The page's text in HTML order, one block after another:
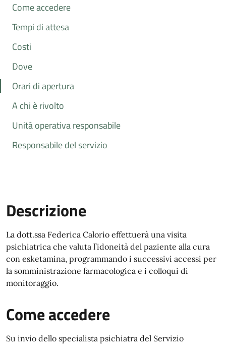
Come accedere
Tempi di attesa
Costi
Dove
Orari di apertura
A chi è rivolto
Unità operativa responsabile
Responsabile del servizio
Descrizione
La dott.ssa Federica Calorio effettuerà una visita
psichiatrica che valuta l’idoneità del paziente alla cura
con esketamina, programmando i successivi accessi per
la somministrazione farmacologica e i colloqui di
monitoraggio.
Come accedere
Su invio dello specialista psichiatra del Servizio